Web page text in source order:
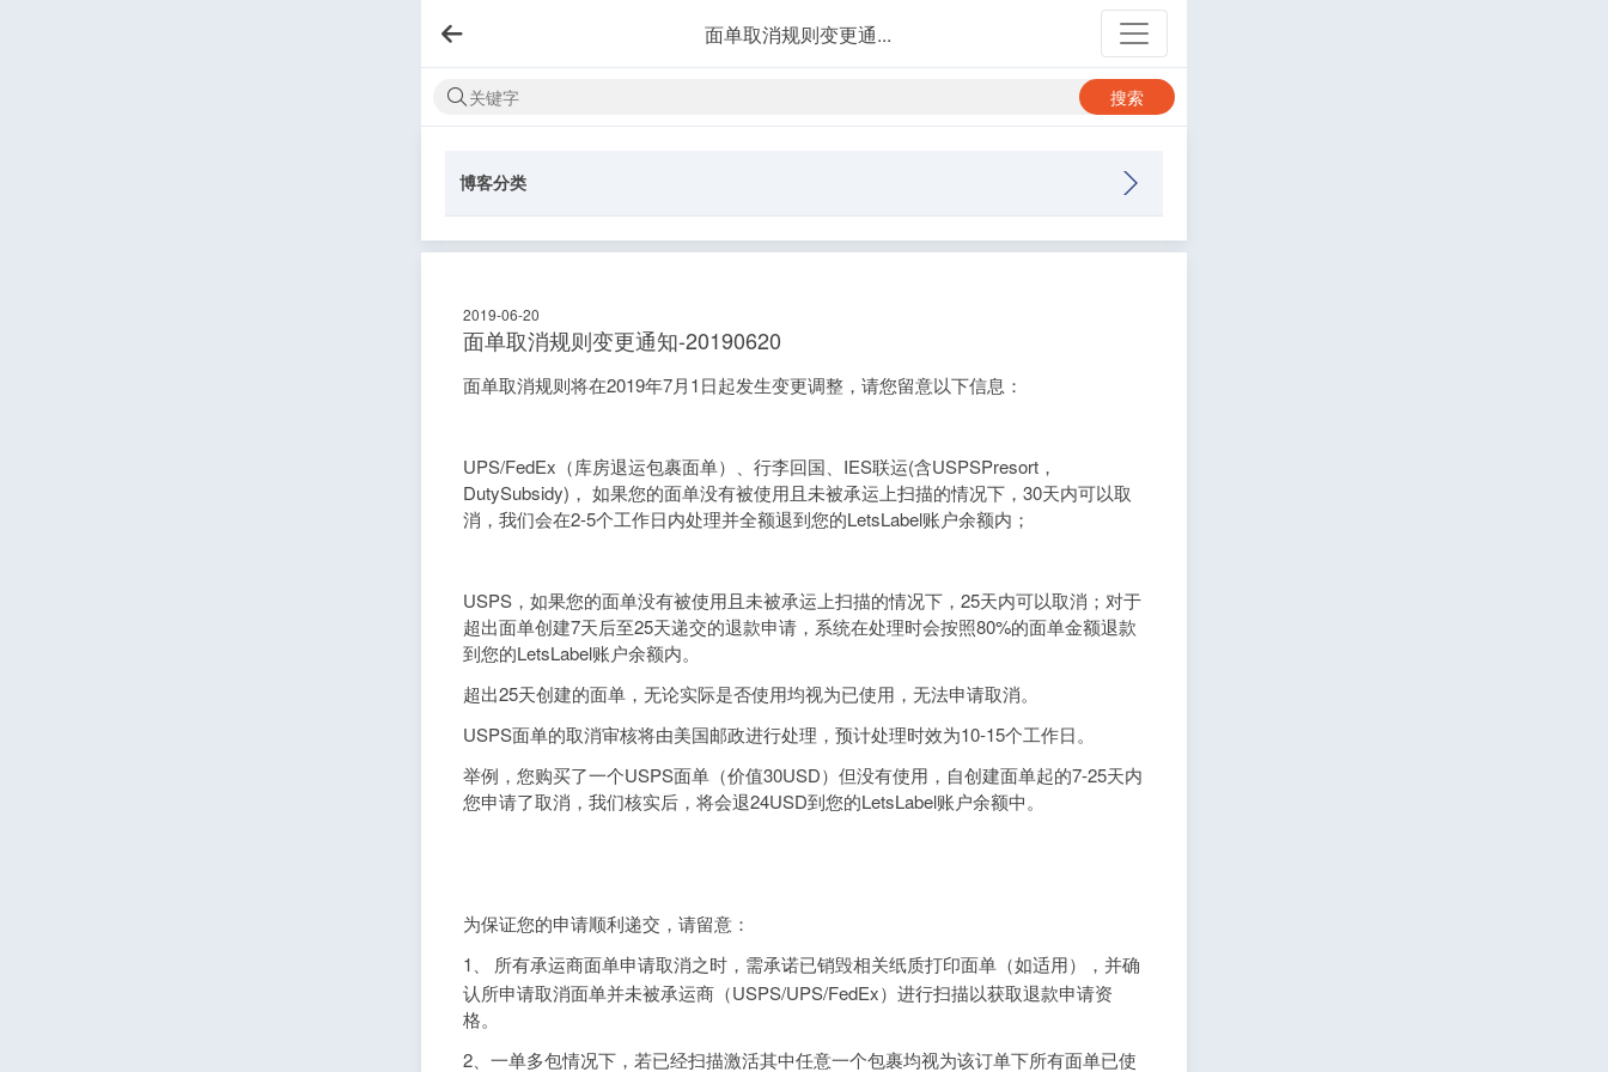
面单取消规则变更通...
搜索
博客分类
2019-06-20
面单取消规则变更通知-20190620
面单取消规则将在2019年7月1日起发生变更调整，请您留意以下信息：
UPS/FedEx（库房退运包裹面单）、行李回国、IES联运(含USPSPresort，
DutySubsidy)， 如果您的面单没有被使用且未被承运上扫描的情况下，30天内可以取
消，我们会在2-5个工作日内处理并全额退到您的LetsLabel账户余额内；
USPS，如果您的面单没有被使用且未被承运上扫描的情况下，25天内可以取消；对于
超出面单创建7天后至25天递交的退款申请，系统在处理时会按照80%的面单金额退款
到您的LetsLabel账户余额内。
超出25天创建的面单，无论实际是否使用均视为已使用，无法申请取消。
USPS面单的取消审核将由美国邮政进行处理，预计处理时效为10-15个工作日。
举例，您购买了一个USPS面单（价值30USD）但没有使用，自创建面单起的7-25天内
您申请了取消，我们核实后，将会退24USD到您的LetsLabel账户余额中。
为保证您的申请顺利递交，请留意：
1、
所有承运商面单申请取消之时，需承诺已销毁相关纸质打印面单（如适用），并确
认所申请取消面单并未被承运商（USPS/UPS/FedEx）进行扫描以获取退款申请资
格。
2、一单多包情况下，若已经扫描激活其中任意一个包裹均视为该订单下所有面单已使